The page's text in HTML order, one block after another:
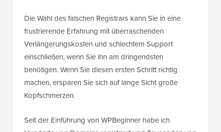
Die Wahl des falschen Registrars kann Sie in eine
frustrierende Erfahrung mit überraschenden
Verlängerungskosten und schlechtem Support
einschließen, wenn Sie ihn am dringendsten
benötigen. Wenn Sie diesen ersten Schritt richtig
machen, ersparen Sie sich auf lange Sicht große
Kopfschmerzen.
Seit der Einführung von WPBeginner habe ich